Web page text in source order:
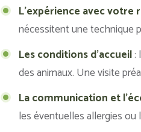
L’expérience avec votre
nécessitent une technique
Les conditions d’accueil:
des animaux. Une visite
La communication et
les éventuelles allergies